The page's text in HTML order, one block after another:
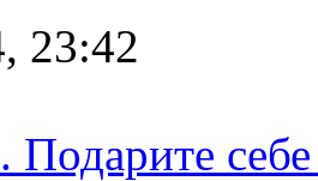
23:42